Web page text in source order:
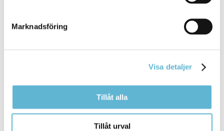
Marknadsföring
Visa detaljer
Tillåt alla
Tillåt urval
Sidan senast uppdaterad: